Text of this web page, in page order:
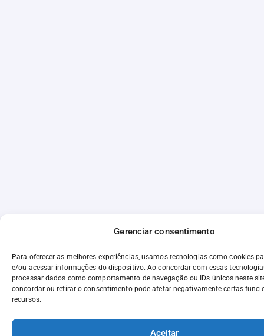
Gerenciar consentimento
Para oferecer as melhores experiências, usamos tecnologias como cookies
e/ou acessar informações do dispositivo. Ao concordar com essas
processar dados como comportamento de navegação ou IDs únicos neste
concordar ou retirar o consentimento pode afetar negativamente certas
recursos.
Aceitar